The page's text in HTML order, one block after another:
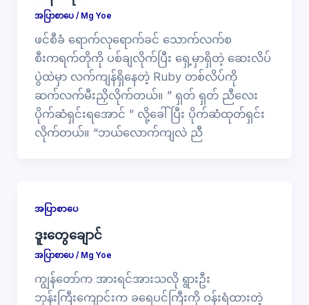
အပြာစာပေ/ Mg Yoe
ဖင်စီခံ ရောက်လုရောက်ခင် သောက်လက်စ
စီးကရက်တိုကို ပစ်ချလိုက်ပြီး ရှေ့မှာရှိတဲ့ ဆေးလိပ်
ပွဲထဲမှာ လက်ကျန်ရှိနေတဲ့ Ruby တစ်လိပ်ကို
ဆက်လက်မီးညှိလိုက်တယ်။ ” ရှတ် ရှတ် ညီလေး
ပိုက်ဆံရှင်းရအောင် ” လို့ခေါ်ပြီး ပိုက်ဆံထုတ်ရှင်း
လိုက်တယ်။ “ဘယ်လောက်ကျလဲ ညီ
အပြာစာပေ
ဒူးတွေချောင်
အပြာစာပေ/ Mg Yoe
ကျွန်တော်က အားရင်အားသလို ရွားဦး
ဘုန်းကြီးကျောင်းက ခရေပင်ကြီးကို ဝန်းရံထားတဲ့